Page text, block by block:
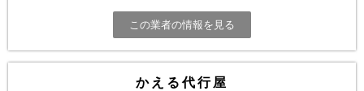
この業者の情報を見る
かえる代行屋